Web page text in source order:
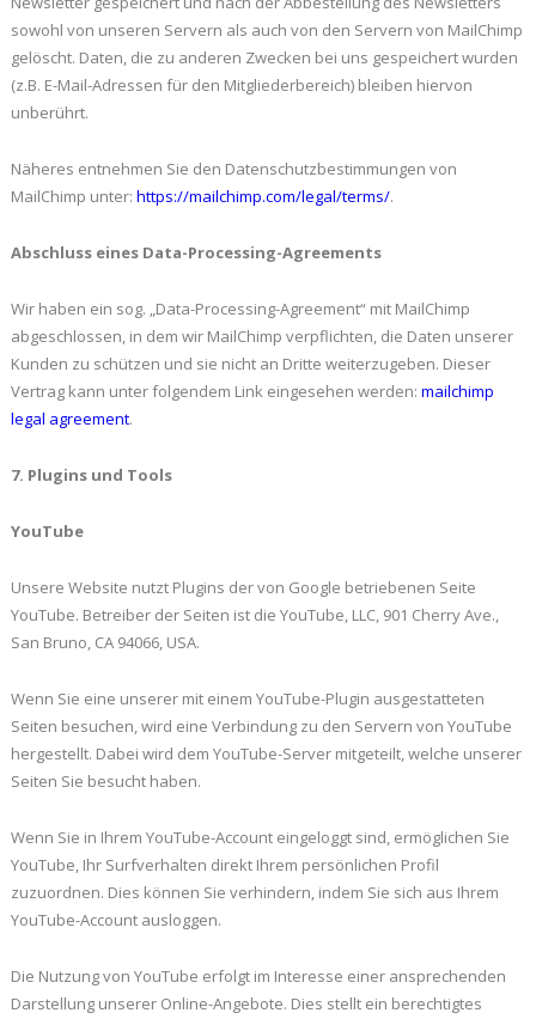
sowohl von unseren Servern als auch von den Servern von MailChimp
gelöscht. Daten, die zu anderen Zwecken bei uns gespeichert wurden
(z.B. E-Mail-Adressen für den Mitgliederbereich) bleiben hiervon
unberührt.
Näheres entnehmen Sie den Datenschutzbestimmungen von
MailChimp unter: https://mailchimp.com/legal/terms/.
Abschluss eines Data-Processing-Agreements
Wir haben ein sog. „Data-Processing-Agreement“ mit MailChimp
abgeschlossen, in dem wir MailChimp verpflichten, die Daten unserer
Kunden zu schützen und sie nicht an Dritte weiterzugeben. Dieser
Vertrag kann unter folgendem Link eingesehen werden: mailchimp
legal agreement.
7. Plugins und Tools
YouTube
Unsere Website nutzt Plugins der von Google betriebenen Seite
YouTube. Betreiber der Seiten ist die YouTube, LLC, 901 Cherry Ave.,
San Bruno, CA 94066, USA.
Wenn Sie eine unserer mit einem YouTube-Plugin ausgestatteten
Seiten besuchen, wird eine Verbindung zu den Servern von YouTube
hergestellt. Dabei wird dem YouTube-Server mitgeteilt, welche unserer
Seiten Sie besucht haben.
Wenn Sie in Ihrem YouTube-Account eingeloggt sind, ermöglichen Sie
YouTube, Ihr Surfverhalten direkt Ihrem persönlichen Profil
zuzuordnen. Dies können Sie verhindern, indem Sie sich aus Ihrem
YouTube-Account ausloggen.
Die Nutzung von YouTube erfolgt im Interesse einer ansprechenden
Darstellung unserer Online-Angebote. Dies stellt ein berechtigtes